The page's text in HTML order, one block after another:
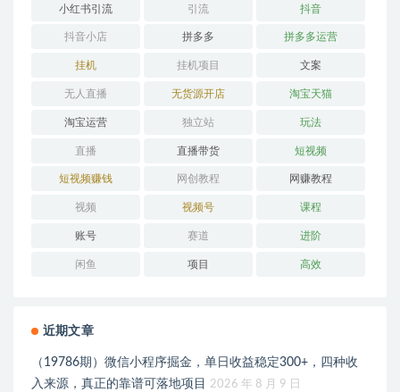
小红书引流 引流 抖音
抖音小店 拼多多 拼多多运营
挂机 挂机项目 文案
无人直播 无货源开店 淘宝天猫
淘宝运营 独立站 玩法
直播 直播带货 短视频
短视频赚钱 网创教程 网赚教程
视频 视频号 课程
账号 赛道 进阶
闲鱼 项目 高效
近期文章
（19786期）微信小程序掘金，单日收益稳定300+，四种收
入来源，真正的靠谱可落地项目
2026 年 8 月 9 日